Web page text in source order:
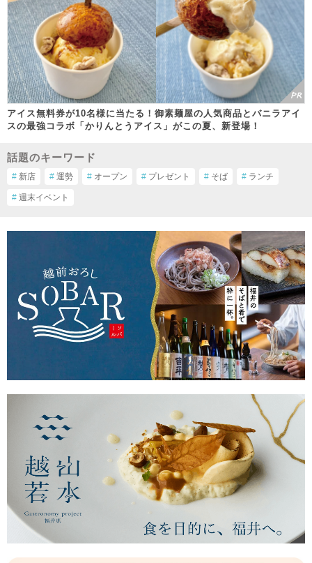
アイス無料券が10名様に当たる！御素麺屋の人気商品とバニラアイ
スの最強コラボ「かりんとうアイス」がこの夏、新登場！
話題のキーワード
# 新店 # 運勢 # オープン # プレゼント # そば # ランチ
# 週末イベント